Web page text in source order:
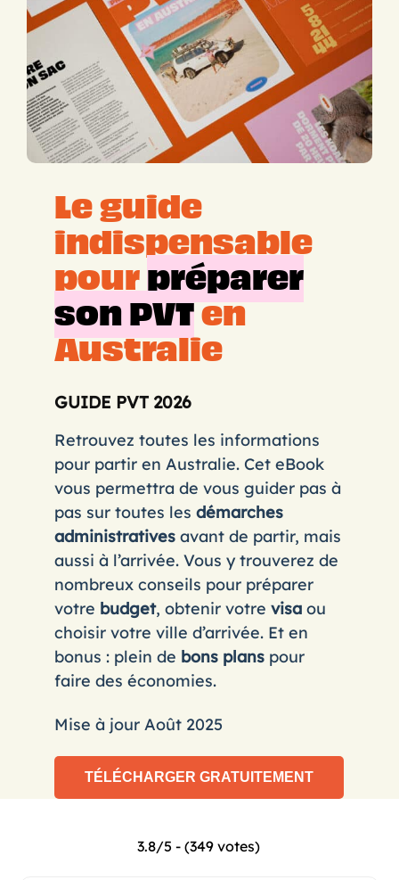
Le guide
indispensable
pourpréparer
son PVTen
Australie
GUIDE PVT 2026
Retrouvez toutes les informations
pour partir en Australie. Cet eBook
vous permettra de vous guider pas à
pas sur toutes lesdémarches
administratives avant de partir, mais
aussi à l’arrivée. Vous y trouverez de
nombreux conseils pour préparer
votre budget, obtenir votrevisa ou
choisir votre ville d’arrivée. Et en
bonus : plein de bons plans pour
faire des économies.
Mise à jour Août 2025
3.8/5 - (349 votes)